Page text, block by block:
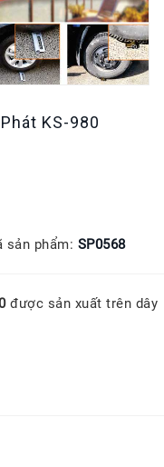
KS-980
sản phẩm: SP0568
được sản xuất trên dây